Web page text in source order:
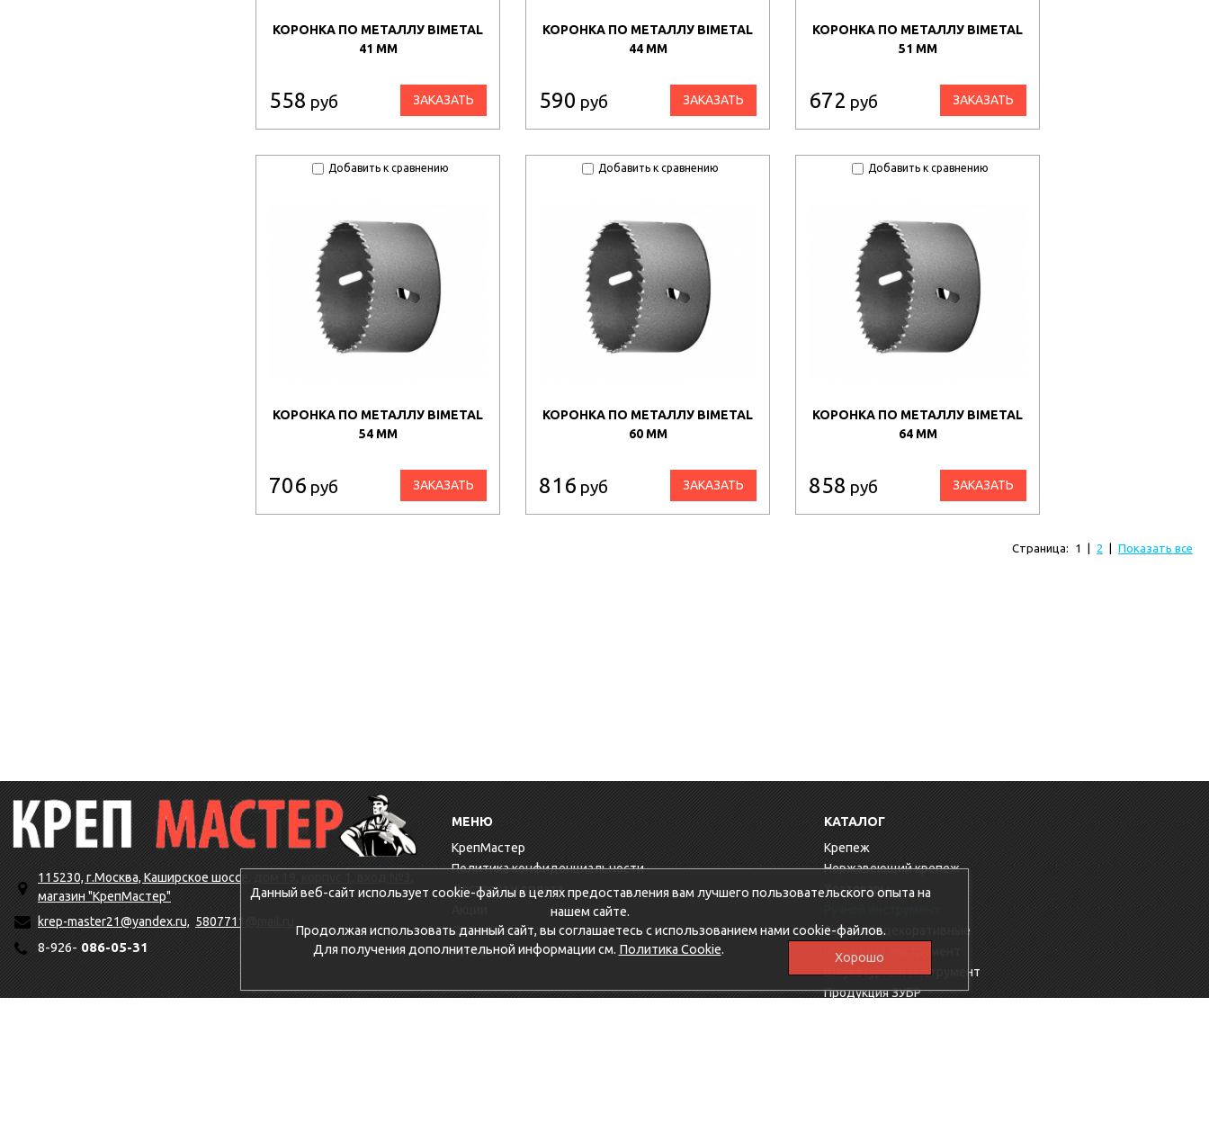
КОРОНКА ПО МЕТАЛЛУ BIMETAL
41 ММ
558 руб ЗАКАЗАТЬ
КОРОНКА ПО МЕТАЛЛУ BIMETAL
44 ММ
590 руб ЗАКАЗАТЬ
КОРОНКА ПО МЕТАЛЛУ BIMETAL
51 ММ
672 руб ЗАКАЗАТЬ
Добавить к сравнению
КОРОНКА ПО МЕТАЛЛУ BIMETAL
54 ММ
706 руб ЗАКАЗАТЬ
Добавить к сравнению
КОРОНКА ПО МЕТАЛЛУ BIMETAL
60 ММ
816 руб ЗАКАЗАТЬ
Добавить к сравнению
КОРОНКА ПО МЕТАЛЛУ BIMETAL
64 ММ
858 руб ЗАКАЗАТЬ
Страница: 1 2 Показать все
115230, г.Москва, Каширское шоссе, дом 19, корпус 1, вход №3,
магазин "КрепМастер"
krep-master21@yandex.ru, 5807711@mail.ru
8-926-086-05-31
МЕНЮ
КрепМастер
Политика конфиденциальности
Доставка и оплата
Оптовикам
Контакты
КАТАЛОГ
Крепеж
Нержавеющий крепеж
Хозтовары
Заглушки декоративные
Малярный инструмент
Штукатурный инструмент
Продукция ЗУБР
Данный веб-сайт использует cookie-файлы в целях предоставления вам лучшего пользовательского опыта на
нашем сайте.
Продолжая использовать данный сайт, вы соглашаетесь с использованием нами cookie-файлов.
Для получения дополнительной информации см. Политика Cookie.
Хорошо